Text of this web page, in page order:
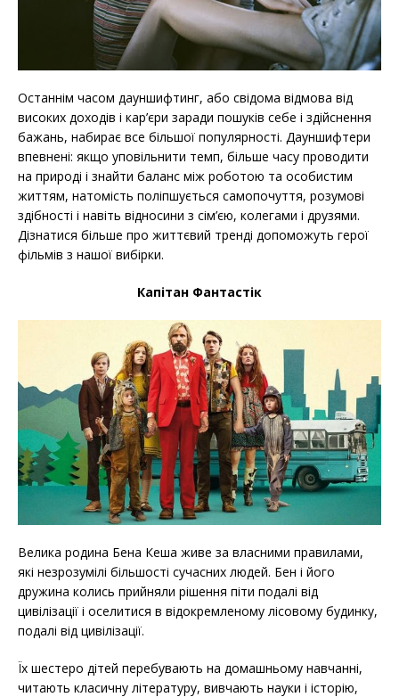
Останнім часом дауншифтинг, або свідома відмова від
високих доходів і кар’єри заради пошуків себе і здійснення
бажань, набирає все більшої популярності. Дауншифтери
впевнені: якщо уповільнити темп, більше часу проводити
на природі і знайти баланс між роботою та особистим
життям, натомість поліпшується самопочуття, розумові
здібності і навіть відносини з сім’єю, колегами і друзями.
Дізнатися більше про життєвий тренді допоможуть герої
фільмів з нашої вибірки.
Капітан Фантастік
Велика родина Бена Кеша живе за власними правилами,
які незрозумілі більшості сучасних людей. Бен і його
дружина колись прийняли рішення піти подалі від
цивілізації і оселитися в відокремленому лісовому будинку,
подалі від цивілізації.
Їх шестеро дітей перебувають на домашньому навчанні,
читають класичну літературу, вивчають науки і історію,